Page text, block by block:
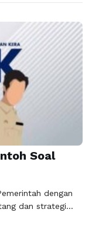
Soal
dengan
dan strategi
memahami